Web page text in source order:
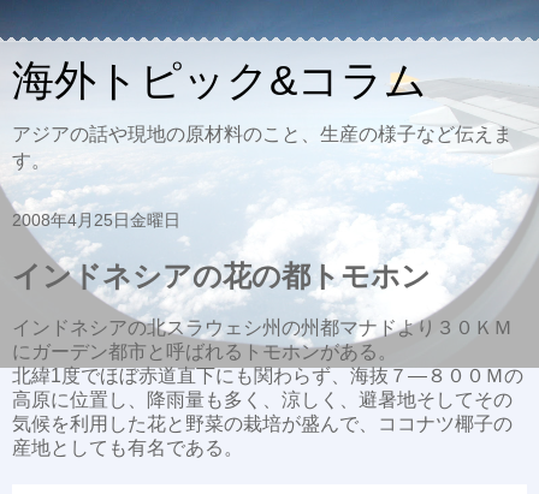
海外トピック&コラム
アジアの話や現地の原材料のこと、生産の様子など伝えま
す。
2008年4月25日金曜日
インドネシアの花の都トモホン
インドネシアの北スラウェシ州の州都マナドより３０ＫＭ
にガーデン都市と呼ばれるトモホンがある。
北緯1度でほぼ赤道直下にも関わらず、海抜７―８００Ｍの
高原に位置し、降雨量も多く、涼しく、避暑地そしてその
気候を利用した花と野菜の栽培が盛んで、ココナツ椰子の
産地としても有名である。